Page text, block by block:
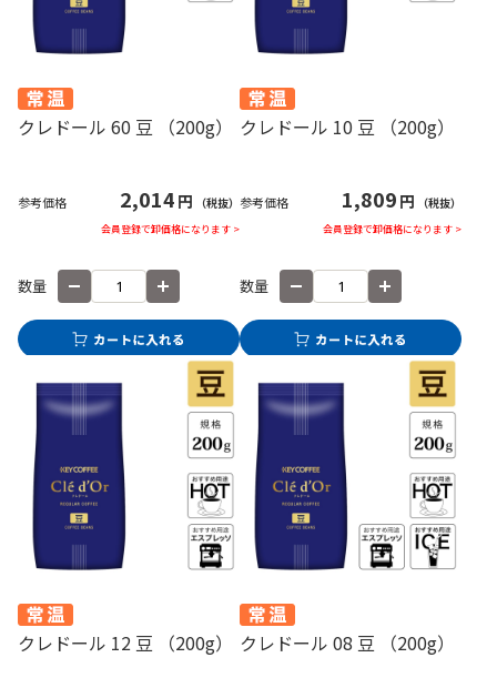
クレドール 60 豆 （200g）
参考価格 2,014 円 （税抜）
会員登録で卸価格になります >
数量
クレドール 10 豆 （200g）
参考価格 1,809 円 （税抜）
会員登録で卸価格になります >
数量
クレドール 12 豆 （200g） クレドール 08 豆 （200g）